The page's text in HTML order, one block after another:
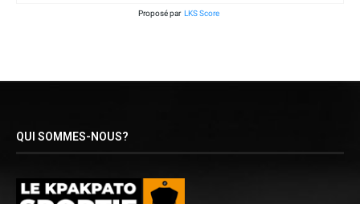
Proposé par LKS Score
QUI SOMMES-NOUS?